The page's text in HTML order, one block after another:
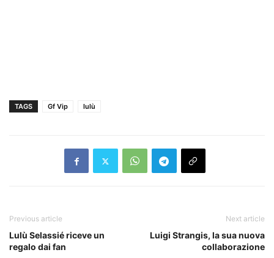
TAGS Gf Vip lulù
Previous article
Lulù Selassié riceve un
regalo dai fan
Next article
Luigi Strangis, la sua nuova
collaborazione